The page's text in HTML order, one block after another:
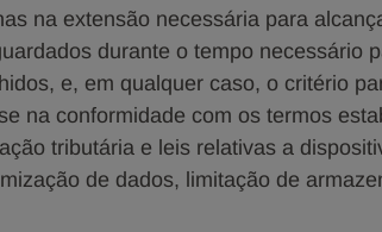
na extensão necessária para
durante o tempo necessário
e, em qualquer caso, o critério
na conformidade com os termos
tributária e leis relativas a
de dados, limitação de